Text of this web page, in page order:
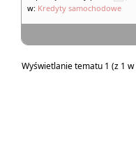
w: Kredyty samochodowe
Wyświetlanie tematu 1 (z 1